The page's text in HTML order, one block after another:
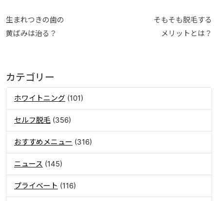
生まれつきの歯の
黄ばみは治る？
そもそも脱毛する
メリットとは？
カテゴリー
ホワイトニング (101)
セルフ脱毛 (356)
おすすめメニュー (316)
ニュース (145)
プライベート (116)